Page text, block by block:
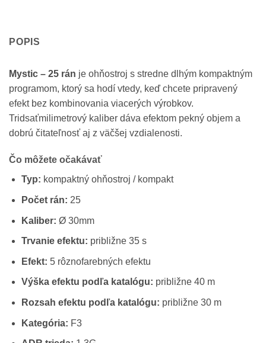
POPIS
Mystic – 25 rán je ohňostroj s stredne dlhým kompaktným
programom, ktorý sa hodí vtedy, keď chcete pripravený
efekt bez kombinovania viacerých výrobkov.
Tridsaťmilimetrový kaliber dáva efektom pekný objem a
dobrú čitateľnosť aj z väčšej vzdialenosti.
Čo môžete očakávať
Typ: kompaktný ohňostroj / kompakt
Počet rán: 25
Kaliber: Ø 30mm
Trvanie efektu: približne 35 s
Efekt: 5 rôznofarebných efektu
Výška efektu podľa katalógu: približne 40 m
Rozsah efektu podľa katalógu: približne 30 m
Kategória: F3